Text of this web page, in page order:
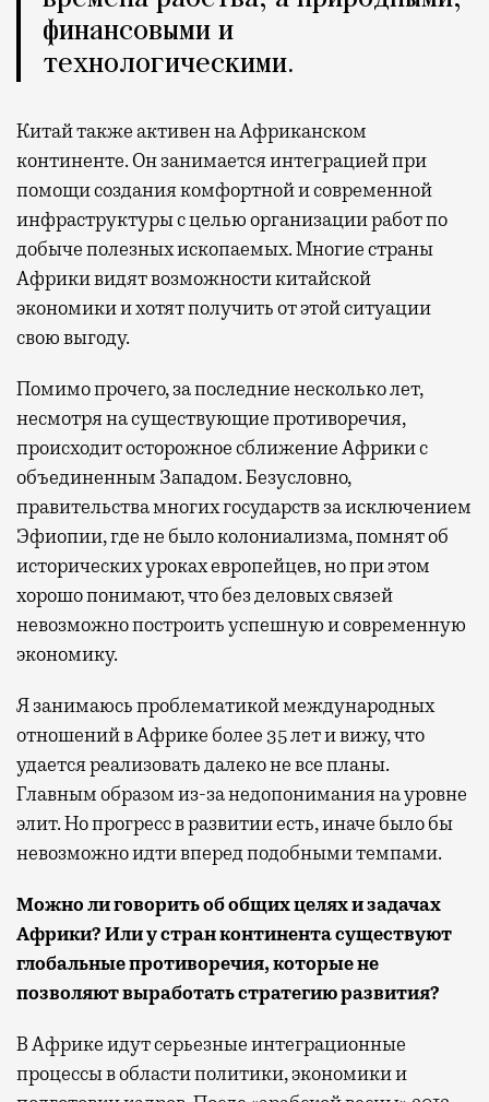
финансовыми и
технологическими.
Китай также активен на Африканском
континенте. Он занимается интеграцией при
помощи создания комфортной и современной
инфраструктуры с целью организации работ по
добыче полезных ископаемых. Многие страны
Африки видят возможности китайской
экономики и хотят получить от этой ситуации
свою выгоду.
Помимо прочего, за последние несколько лет,
несмотря на существующие противоречия,
происходит осторожное сближение Африки с
объединенным Западом. Безусловно,
правительства многих государств за исключением
Эфиопии, где не было колониализма, помнят об
исторических уроках европейцев, но при этом
хорошо понимают, что без деловых связей
невозможно построить успешную и современную
экономику.
Я занимаюсь проблематикой международных
отношений в Африке более 35 лет и вижу, что
удается реализовать далеко не все планы.
Главным образом из-за недопонимания на уровне
элит. Но прогресс в развитии есть, иначе было бы
невозможно идти вперед подобными темпами.
Можно ли говорить об общих целях и задачах
Африки? Или у стран континента существуют
глобальные противоречия, которые не
позволяют выработать стратегию развития?
В Африке идут серьезные интеграционные
процессы в области политики, экономики и